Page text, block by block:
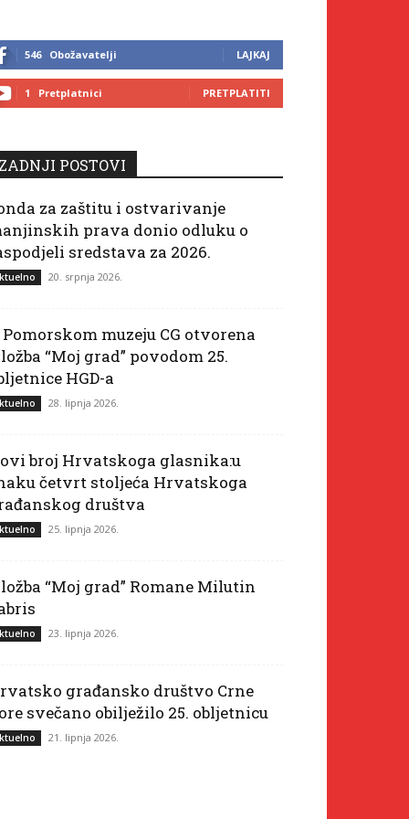
546 Obožavatelji LAJKAJ
1 Pretplatnici PRETPLATITI
ZADNJI POSTOVI
za zaštitu i ostvarivanje
prava donio odluku o
sredstava za 2026.
20. srpnja 2026.
Pomorskom muzeju CG otvorena
“Moj grad” povodom 25.
HGD-a
28. lipnja 2026.
broj Hrvatskoga glasnika:u
četvrt stoljeća Hrvatskoga
društva
25. lipnja 2026.
“Moj grad” Romane Milutin
23. lipnja 2026.
građansko društvo Crne
svečano obilježilo 25. obljetnicu
21. lipnja 2026.